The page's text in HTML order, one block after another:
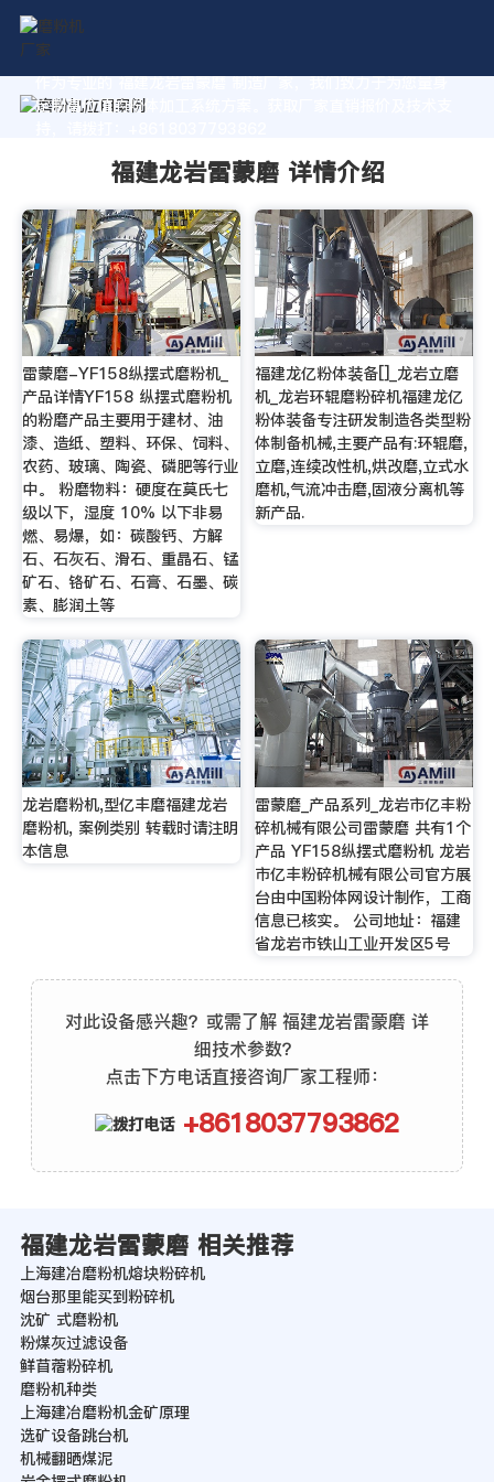
作为专业的 福建龙岩雷蒙磨 制造厂家，我们致力于为您量身
定制高价值的粉体加工系统方案。获取厂家直销报价及技术支
福建龙岩雷蒙磨 详情介绍
雷蒙磨-YF158纵摆式磨粉机_
产品详情YF158 纵摆式磨粉机
的粉磨产品主要用于建材、油
漆、造纸、塑料、环保、饲料、
农药、玻璃、陶瓷、磷肥等行业
中。 粉磨物料：硬度在莫氏七
级以下，湿度 10% 以下非易
燃、易爆，如：碳酸钙、方解
石、石灰石、滑石、重晶石、锰
矿石、铬矿石、石膏、石墨、碳
素、膨润土等
福建龙亿粉体装备[]_龙岩立磨
机_龙岩环辊磨粉碎机福建龙亿
粉体装备专注研发制造各类型粉
体制备机械,主要产品有:环辊磨,
立磨,连续改性机,烘改磨,立式水
磨机,气流冲击磨,固液分离机等
新产品.
龙岩磨粉机,型亿丰磨福建龙岩
磨粉机, 案例类别 转载时请注明
本信息
雷蒙磨_产品系列_龙岩市亿丰粉
碎机械有限公司雷蒙磨 共有1个
产品 YF158纵摆式磨粉机 龙岩
市亿丰粉碎机械有限公司官方展
台由中国粉体网设计制作，工商
信息已核实。 公司地址：福建
省龙岩市铁山工业开发区5号
对此设备感兴趣？或需了解 福建龙岩雷蒙磨 详
细技术参数？
点击下方电话直接咨询厂家工程师：
+8618037793862
福建龙岩雷蒙磨 相关推荐
上海建冶磨粉机熔块粉碎机
烟台那里能买到粉碎机
沈矿 式磨粉机
粉煤灰过滤设备
鲜苜蓿粉碎机
磨粉机种类
上海建冶磨粉机金矿原理
选矿设备跳台机
机械翻晒煤泥